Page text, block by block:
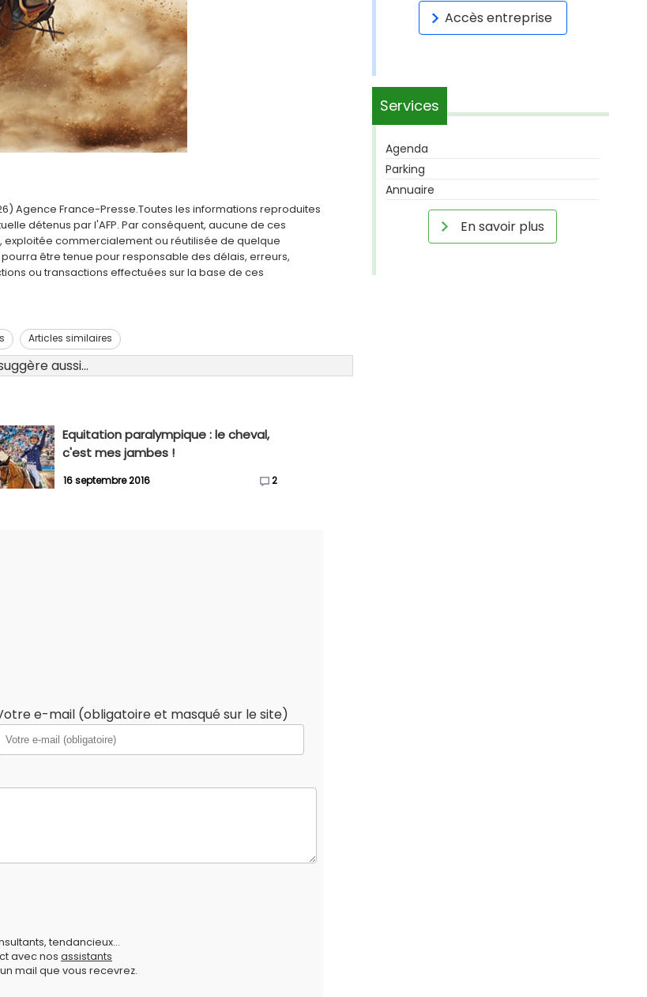
Agence France-Presse.Toutes les informations reproduites
détenus par l'AFP. Par conséquent, aucune de ces
commercialement ou réutilisée de quelque
être tenue pour responsable des délais, erreurs,
ou transactions effectuées sur la base de ces
Articles similaires
aussi...
Equitation paralympique : le cheval,
c'est mes jambes !
16 septembre 2016 2
e-mail (obligatoire et masqué sur le site)
tendancieux...
avec nos assistants
mail que vous recevrez.
Accès entreprise
Services
Agenda
Parking
Annuaire
En savoir plus